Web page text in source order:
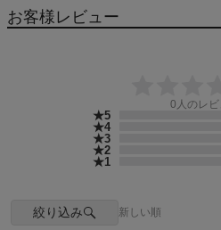
お客様レビュー
0 人のレ
★5
★4
★3
★2
★1
絞り込み 新しい順